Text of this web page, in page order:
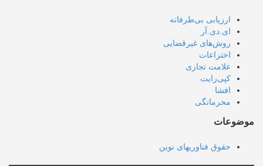
ارزیابی بی‌طرفانه
ای.دی.آر
روش‌های غیرقضایی
اختراعات
علامت تجاری
کپی‌رایت
افشا
محرمانگی
موضوعات
حقوق فناوریهای نوین